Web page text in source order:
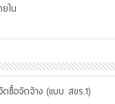
ใน
ซื้อจัดจ้าง (แบบ สขร.1)